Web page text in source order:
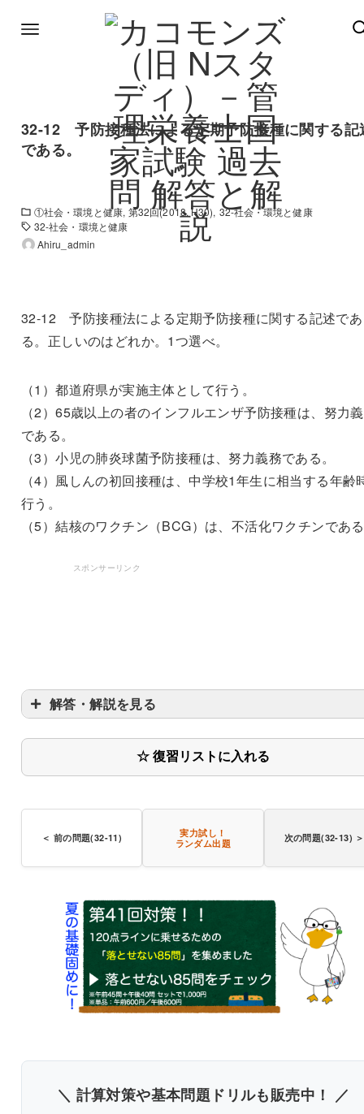
32-12 予防接種法による定期予防接種に関する記
である。
①社会・環境と健康 第32回(2018. H30) 32-社会・環境と健康
32-社会・環境と健康
Ahiru_admin
32-12 予防接種法による定期予防接種に関する記述であ
る。正しいのはどれか。1つ選べ。
（1）都道府県が実施主体として行う。
（2）65歳以上の者のインフルエンザ予防接種は、努力
である。
（3）小児の肺炎球菌予防接種は、努力義務である。
（4）風しんの初回接種は、中学校1年生に相当する年齢
行う。
（5）結核のワクチン（BCG）は、不活化ワクチンであ
スポンサーリンク
解答・解説を見る
義務がある。
改行過去問を見る
☆ 復習リストに入れる
＜ 前の問題(32-11)
実力試し！
ランダム出題
次の問題(32-13) ＞
＼ 計算対策や基本問題ドリルも販売中！ ／